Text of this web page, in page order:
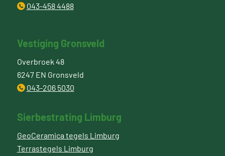
043-458 4488
Vestiging Gronsveld
Overbroek 48
6247 EN Gronsveld
043-206 5030
Sierbestrating Limburg
GeoCeramica tegels Limburg
Terrastegels Limburg